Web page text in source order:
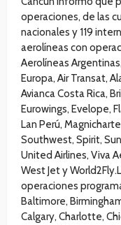
operaciones, de las
nacionales y 119
aerolíneas con
Aerolíneas
Europa, Air Transat,
Avianca Costa Rica,
Eurowings, Evelope,
Lan Perú,
Southwest, Spirit,
United Airlines, Viva
West Jet y
operaciones
Baltimore,
Calgary, Charlotte,